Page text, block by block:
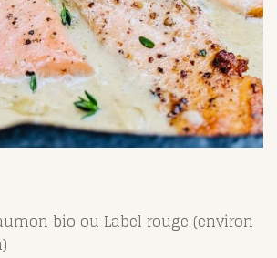
bio ou Label rouge (environ